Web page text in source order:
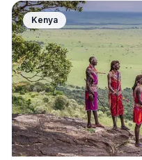
Kenya